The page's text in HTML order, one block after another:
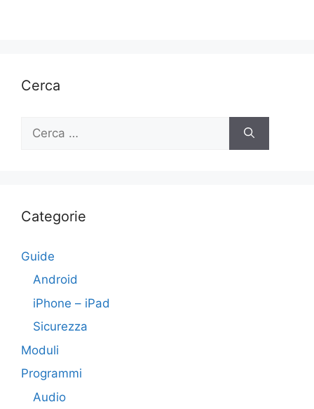
Cerca
per:
Categorie
Guide
Android
iPhone – iPad
Sicurezza
Moduli
Programmi
Audio